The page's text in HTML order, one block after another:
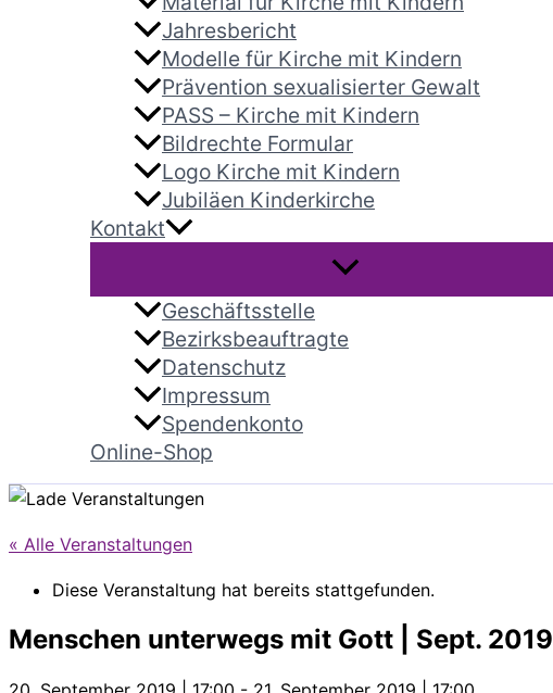
Jahresbericht
Modelle für Kirche mit Kindern
Prävention sexualisierter Gewalt
PASS – Kirche mit Kindern
Bildrechte Formular
Logo Kirche mit Kindern
Jubiläen Kinderkirche
Kontakt
Geschäftsstelle
Bezirksbeauftragte
Datenschutz
Impressum
Spendenkonto
Online-Shop
« Alle Veranstaltungen
Diese Veranstaltung hat bereits stattgefunden.
Menschen unterwegs mit Gott | Sept. 2019